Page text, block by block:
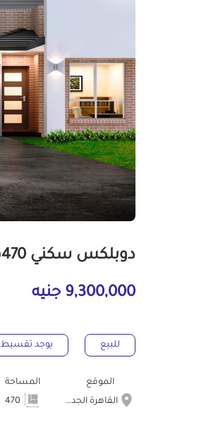
دوبلكس سكني 470م للبيع بالتقسيط بالقاهرة الجديدة القاهرة
9,300,000 جنيه
للبيع يوجد تقسيط
الموقع
القاهرة الجديدة
المساحة